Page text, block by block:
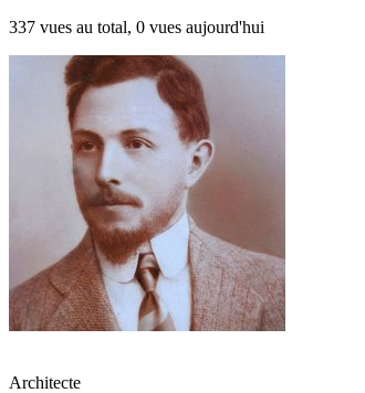
337 vues au total, 0 vues aujourd'hui
Architecte